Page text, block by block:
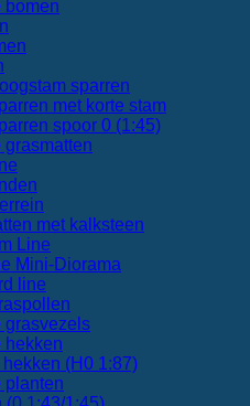
bomen
sparren
met korte stam
spoor 0 (1:45)
grasmatten
met kalksteen
Line
Mini-Diorama
line
grasvezels
hekken
hekken (H0 1:87)
planten